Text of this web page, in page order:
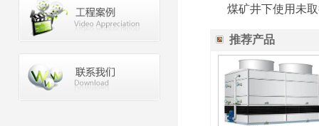
煤矿井下使用未取
推荐产品